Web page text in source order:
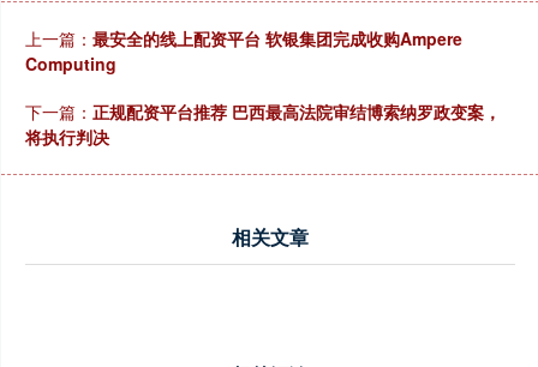
上一篇： 最安全的线上配资平台 软银集团完成收购Ampere
Computing
下一篇： 正规配资平台推荐 巴西最高法院审结博索纳罗政变案，
将执行判决
相关文章